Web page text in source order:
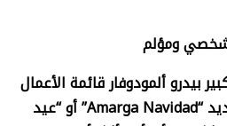
شخصي ومؤلم
بيدرو ألمودوفار قائمة الأعمال
“
Amarga Navidad” أو “عيد